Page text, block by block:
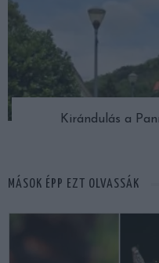
Kirándulás a
MÁSOK ÉPP EZT OLVASSÁK